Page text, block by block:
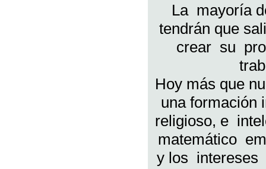
La mayoría
tendrán que
crear su
Hoy más que
una
religioso, e
matemático
y los intereses